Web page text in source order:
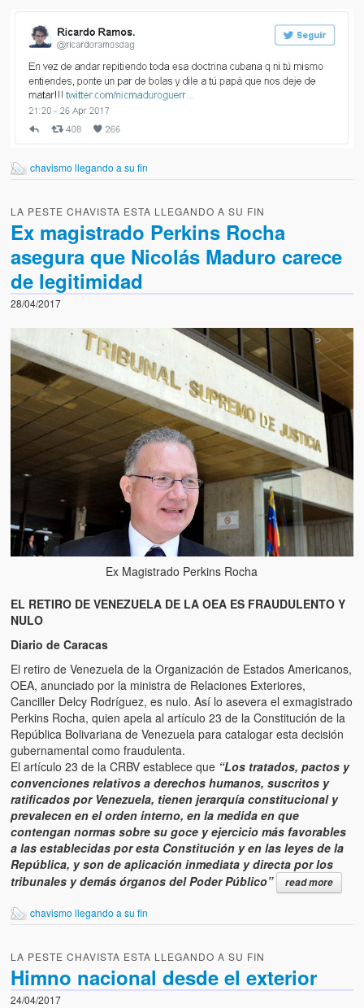
chavismo llegando a su fin
LA PESTE CHAVISTA ESTA LLEGANDO A SU FIN
Ex magistrado Perkins Rocha
asegura que Nicolás Maduro carece
de legitimidad
28/04/2017
Ex Magistrado Perkins Rocha
EL RETIRO DE VENEZUELA DE LA OEA ES FRAUDULENTO Y
NULO
Diario de Caracas
El retiro de Venezuela de la Organización de Estados Americanos,
OEA, anunciado por la ministra de Relaciones Exteriores,
Canciller Delcy Rodríguez, es nulo. Así lo asevera el exmagistrado
Perkins Rocha, quien apela al artículo 23 de la Constitución de la
República Bolivariana de Venezuela para catalogar esta decisión
gubernamental como fraudulenta.
El artículo 23 de la CRBV establece que “Los tratados, pactos y
convenciones relativos a derechos humanos, suscritos y
ratificados por Venezuela, tienen jerarquía constitucional y
prevalecen en el orden interno, en la medida en que
contengan normas sobre su goce y ejercicio más favorables
a las establecidas por esta Constitución y en las leyes de la
República, y son de aplicación inmediata y directa por los
tribunales y demás órganos del Poder Público”
read more
chavismo llegando a su fin
LA PESTE CHAVISTA ESTA LLEGANDO A SU FIN
Himno nacional desde el exterior
24/04/2017